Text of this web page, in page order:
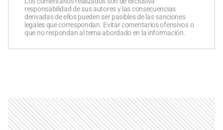
responsabilidad de sus autores y las consecuencias
derivadas de ellos pueden ser pasibles de las sanciones
legales que correspondan. Evitar comentarios ofensivos o
que no respondan al tema abordado en la información.